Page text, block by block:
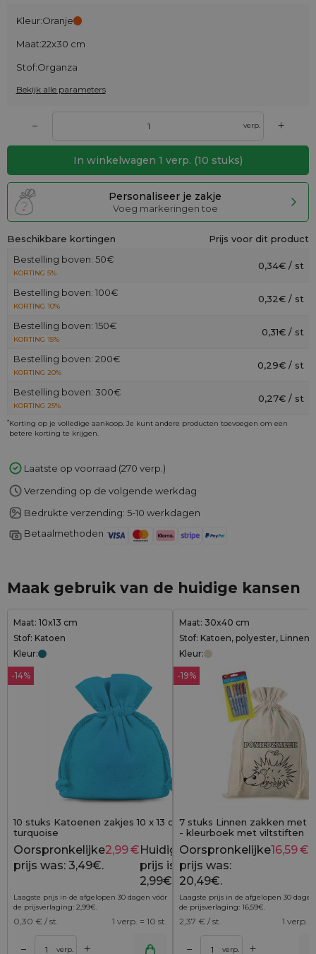
Kleur:Oranje
Maat:22x30 cm
Stof:Organza
Bekijk alle parameters
– verp. +
In winkelwagen 1 verp. (10 stuks)
Personaliseer je zakje
Voeg markeringen toe
Beschikbare kortingen
Prijs voor dit product
Bestelling boven: 50€
KORTING 5%
0,34€ / st
Bestelling boven: 100€
KORTING 10%
0,32€ / st
Bestelling boven: 150€
KORTING 15%
0,31€ / st
Bestelling boven: 200€
KORTING 20%
0,29€ / st
Bestelling boven: 300€
KORTING 25%
0,27€ / st
*Korting op je volledige aankoop. Je kunt andere producten toevoegen om een
betere korting te krijgen.
Laatste op voorraad (270 verp.)
Verzending op de volgende werkdag
Bedrukte verzending: 5-10 werkdagen
Betaalmethoden
Maak gebruik van de huidige kansen
Maat: 10x13 cm
Stof: Katoen
Kleur:
-14%
10 stuks Katoenen zakjes 10 x 13 cm -
turquoise
3,49 €
Oorspronkelijke
prijs was: 3,49€.
2,99€Huidige
prijs is:
2,99€.
Laagste prijs in de afgelopen 30 dagen vóór
de prijsverlaging: 2,99€.
0,30 € / st. 1 verp. = 10 st.
– verp. +
Maat: 30x40 cm
Stof: Katoen, polyester, Linnen
Kleur:
-19%
7 stuks Linnen zakken met
- kleurboek met viltstiften
Oorspronkelijke
prijs was:
20,49€.
16,59€
Laagste prijs in de afgelopen 30
de prijsverlaging: 16,59€.
2,37 € / st. 1 verp.
– verp. +
Toevoegen aan winkelwagen Toevoegen aan